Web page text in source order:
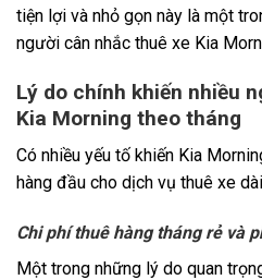
tiện lợi và nhỏ gọn này là một
người cân nhắc thuê xe Kia
Lý do chính khiến nhiều
Kia Morning theo tháng
Có nhiều yếu tố khiến Kia
hàng đầu cho dịch vụ thuê xe
Chi phí thuê hàng tháng rẻ và
Một trong những lý do quan